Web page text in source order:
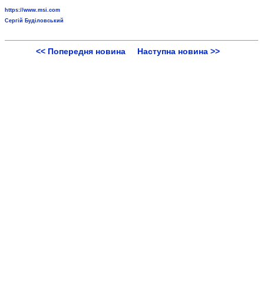
https://www.msi.com
Сергій Буділовський
<< Попередня новина Наступна новина >>